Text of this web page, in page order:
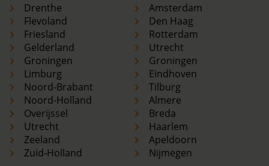
Drenthe
Flevoland
Friesland
Gelderland
Groningen
Limburg
Noord-Brabant
Noord-Holland
Overijssel
Utrecht
Zeeland
Zuid-Holland
Amsterdam
Den Haag
Rotterdam
Utrecht
Groningen
Eindhoven
Tilburg
Almere
Breda
Haarlem
Apeldoorn
Nijmegen